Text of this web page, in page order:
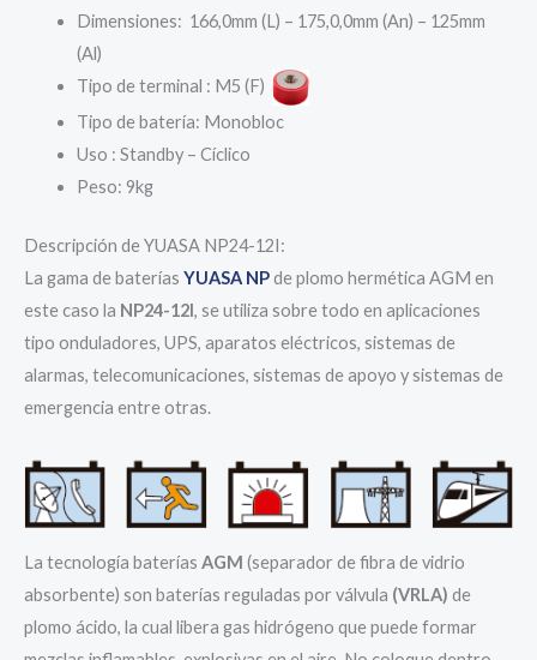
Dimensiones: 166,0mm (L) – 175,0,0mm (An) – 125mm
(Al)
Tipo de terminal : M5 (F)
Tipo de batería: Monobloc
Uso : Standby – Cíclico
Peso: 9kg
Descripción de YUASA NP24-12I:
La gama de baterías YUASA NPde plomo hermética AGM en
este caso la NP24-12I, se utiliza sobre todo en aplicaciones
tipo onduladores, UPS, aparatos eléctricos, sistemas de
alarmas, telecomunicaciones, sistemas de apoyo y sistemas de
emergencia entre otras.
La tecnología baterías AGM (separador de fibra de vidrio
absorbente) son baterías reguladas por válvula (VRLA) de
plomo ácido, la cual libera gas hidrógeno que puede formar